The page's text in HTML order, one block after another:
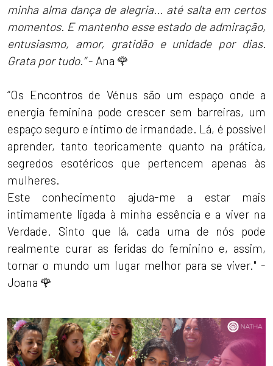
minha alma dança de alegria... até salta em certos
momentos. E mantenho esse estado de admiração,
entusiasmo, amor, gratidão e unidade por dias.
Grata por tudo.”- Ana 🌹
“Os Encontros de Vénus são um espaço onde a
energia feminina pode crescer sem barreiras, um
espaço seguro e íntimo de irmandade. Lá, é possível
aprender, tanto teoricamente quanto na prática,
segredos esotéricos que pertencem apenas às
mulheres.
Este conhecimento ajuda-me a estar mais
intimamente ligada à minha essência e a viver na
Verdade. Sinto que lá, cada uma de nós pode
realmente curar as feridas do feminino e, assim,
tornar o mundo um lugar melhor para se viver." -
Joana 🌹